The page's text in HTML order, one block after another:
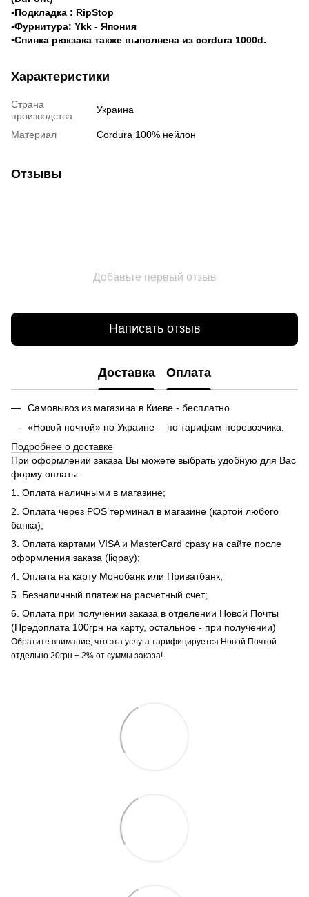
▪Подкладка : RipStop
▪Фурнитура: Ykk - Япония
▪Спинка рюкзака также выполнена из cordura 1000d.
Характеристики
Страна
производства
Украина
Материал Cordura 100% нейлон
Отзывы
Добавьте первый отзыв
Написать отзыв
Доставка Оплата
Самовывоз из магазина в Киеве - бесплатно.
«Новой почтой» по Украине —по тарифам перевозчика.
Подробнее о доставке
При оформлении заказа Вы можете выбрать удобную для Вас
форму оплаты:
1. Оплата наличными в магазине;
2. Оплата через POS терминал в магазине (картой любого
банка);
3. Оплата картами VISA и MasterCard сразу на сайте после
оформления заказа (liqpay);
4. Оплата на карту Монобанк или Приватбанк;
5. Безналичный платеж на расчетный счет;
6. Оплата при получении заказа в отделении Новой Почты
(Предоплата 100грн на карту, остальное - при получении)
Обратите внимание, что эта услуга тарифицируется Новой Почтой
отдельно 20грн + 2% от суммы заказа!